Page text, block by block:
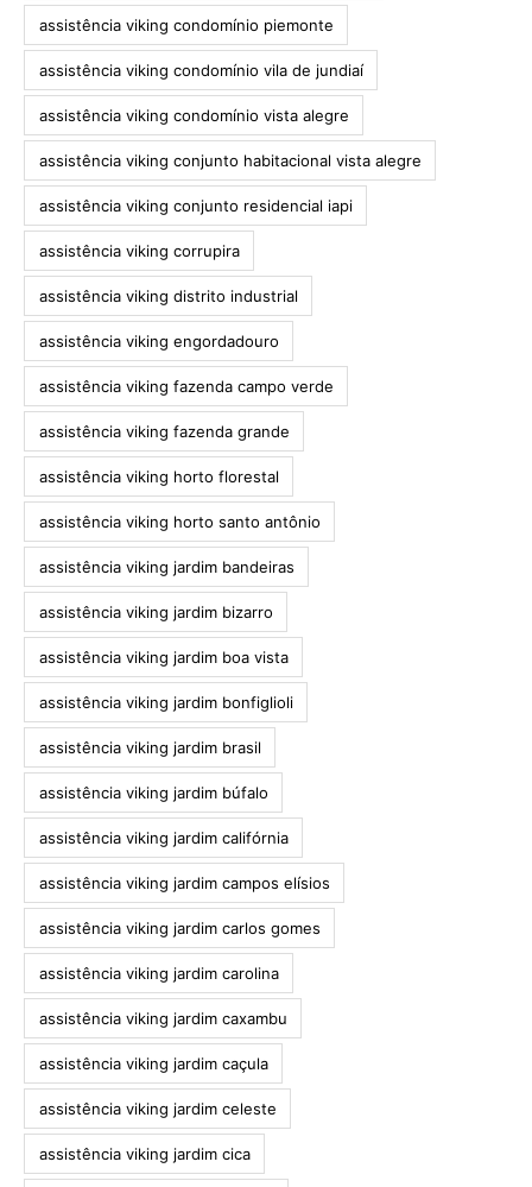
assistência viking condomínio piemonte
assistência viking condomínio vila de jundiaí
assistência viking condomínio vista alegre
assistência viking conjunto habitacional vista alegre
assistência viking conjunto residencial iapi
assistência viking corrupira
assistência viking distrito industrial
assistência viking engordadouro
assistência viking fazenda campo verde
assistência viking fazenda grande
assistência viking horto florestal
assistência viking horto santo antônio
assistência viking jardim bandeiras
assistência viking jardim bizarro
assistência viking jardim boa vista
assistência viking jardim bonfiglioli
assistência viking jardim brasil
assistência viking jardim búfalo
assistência viking jardim califórnia
assistência viking jardim campos elísios
assistência viking jardim carlos gomes
assistência viking jardim carolina
assistência viking jardim caxambu
assistência viking jardim caçula
assistência viking jardim celeste
assistência viking jardim cica